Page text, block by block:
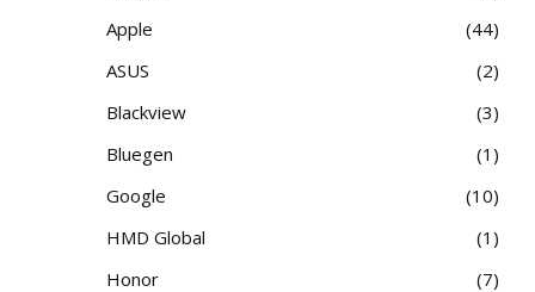
Apple
44
ASUS
2
Blackview
3
Bluegen
1
Google
10
HMD Global
1
Honor
7